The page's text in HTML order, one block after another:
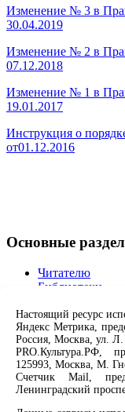
Изменение № 3 в
30.04.2019
Изменение № 2 в
07.12.2018
Изменение № 1 в
19.01.2017
Инструкция о
от01.12.2016
Основные
Читателю
Библиотеки
Проекты
О нас
Партнерам
Сервисы
Настоящий ресурс
Яндекс Метрика,
Россия, Москва, ул. Л.
PRO.Культура.РФ,
125993, Москва, М.
Счетчик Mail,
Ленинградский